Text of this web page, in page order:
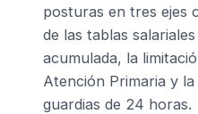
posturas en tres ejes
de las tablas
acumulada, la
Atención Primaria y
guardias de 24 horas.